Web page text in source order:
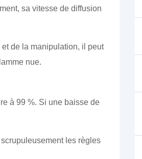
sa vitesse de diffusion
de la manipulation, il peut
nue.
à 99 %. Si une baisse de
les règles